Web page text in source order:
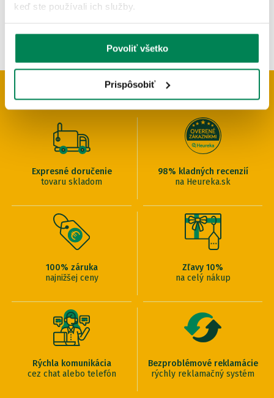
keď ste používali ich služby.
Povoliť všetko
Prispôsobiť
PREČO U NÁS NAKUPOVAŤ
Expresné doručenie
tovaru skladom
98% kladných recenzií
na Heureka.sk
100% záruka
najnižšej ceny
Zľavy 10%
na celý nákup
Rýchla komunikácia
cez chat alebo telefón
Bezproblémové reklamácie
rýchly reklamačný systém